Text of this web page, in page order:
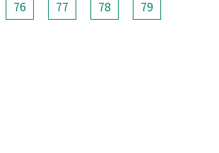
76 77 78 79